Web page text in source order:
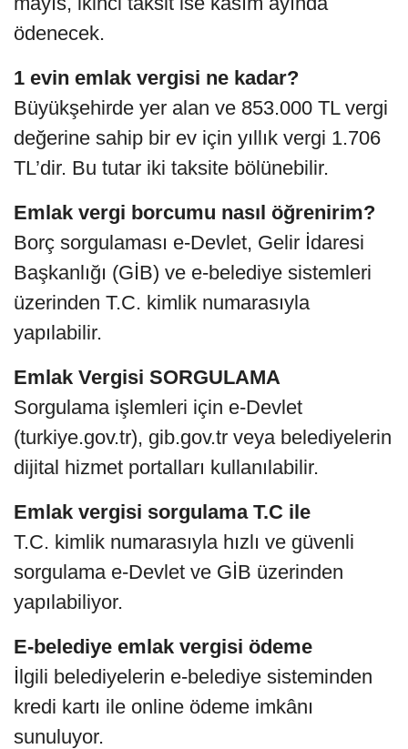
ödenecek.
1 evin emlak vergisi ne kadar?
Büyükşehirde yer alan ve 853.000 TL vergi
değerine sahip bir ev için yıllık vergi 1.706
TL’dir. Bu tutar iki taksite bölünebilir.
Emlak vergi borcumu nasıl öğrenirim?
Borç sorgulaması e-Devlet, Gelir İdaresi
Başkanlığı (GİB) ve e-belediye sistemleri
üzerinden T.C. kimlik numarasıyla
yapılabilir.
Emlak Vergisi SORGULAMA
Sorgulama işlemleri için e-Devlet
(turkiye.gov.tr), gib.gov.tr veya belediyelerin
dijital hizmet portalları kullanılabilir.
Emlak vergisi sorgulama T.C ile
T.C. kimlik numarasıyla hızlı ve güvenli
sorgulama e-Devlet ve GİB üzerinden
yapılabiliyor.
E-belediye emlak vergisi ödeme
İlgili belediyelerin e-belediye sisteminden
kredi kartı ile online ödeme imkânı
sunuluyor.